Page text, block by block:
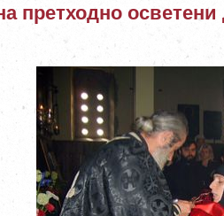
претходно